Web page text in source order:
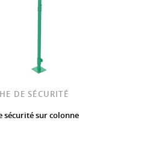
DE SÉCURITÉ
sécurité sur colonne